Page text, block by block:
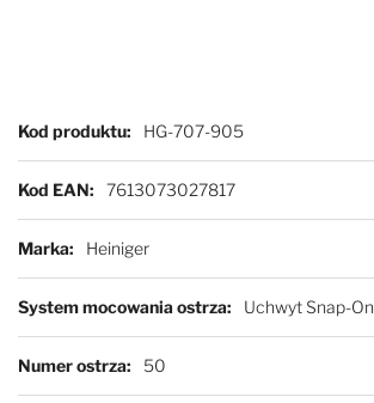
Więcej informacji
Kod produktu HG-707-905
Kod EAN 7613073027817
Marka Heiniger
System mocowania ostrza Uchwyt Snap-On
Numer ostrza 50